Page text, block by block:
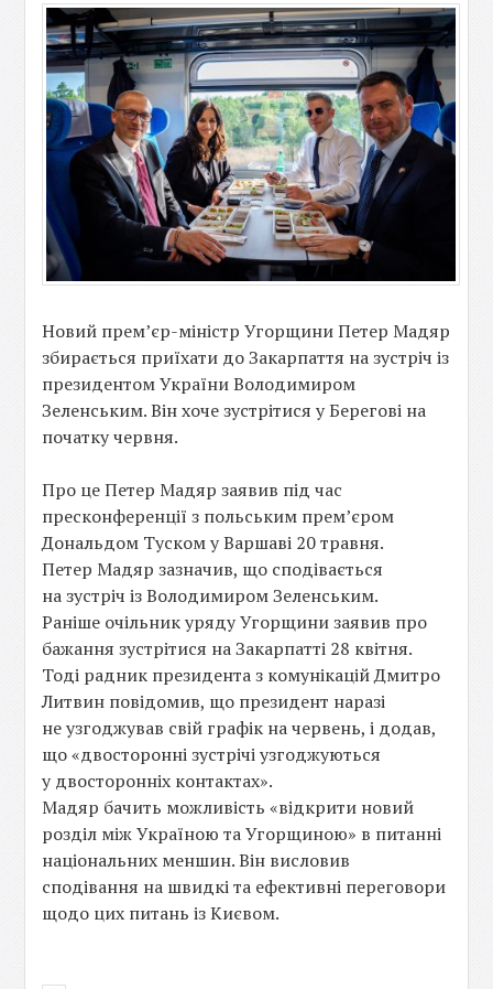
Новий прем’єр-міністр Угорщини Петер Мадяр
збирається приїхати до Закарпаття на зустріч із
президентом України Володимиром
Зеленським. Він хоче зустрітися у Берегові на
початку червня.
Про це Петер Мадяр заявив під час
пресконференції з польським прем’єром
Дональдом Туском у Варшаві 20 травня.
Петер Мадяр зазначив, що сподівається
на зустріч із Володимиром Зеленським.
Раніше очільник уряду Угорщини заявив про
бажання зустрітися на Закарпатті 28 квітня.
Тоді радник президента з комунікацій Дмитро
Литвин повідомив, що президент наразі
не узгоджував свій графік на червень, і додав,
що «двосторонні зустрічі узгоджуються
у двосторонніх контактах».
Мадяр бачить можливість «відкрити новий
розділ між Україною та Угорщиною» в питанні
національних меншин. Він висловив
сподівання на швидкі та ефективні переговори
щодо цих питань із Києвом.